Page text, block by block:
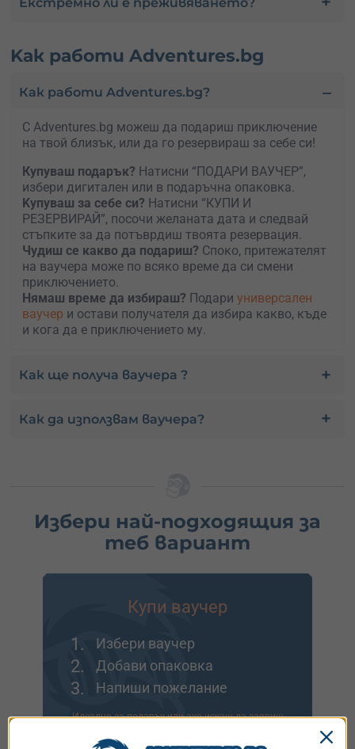
Kак работи Adventures.bg
Как работи Adventures.bg?
С Adventures.bg можеш да подариш приключение
на твой близък, или да го резервираш за себе си!
Купуваш подарък? Натисни “ПОДАРИ ВАУЧЕР”,
избери дигитален или в подаръчна опаковка.
Kупуваш за себе си? Натисни “КУПИ И
РЕЗЕРВИРАЙ”, посочи желаната дата и следвай
стъпките за да потъврдиш твоята резервация.
Чудиш се какво да подариш? Споко, притежателят
на ваучера може по всяко време да си смени
приключението.
Нямаш време да избираш? Подари универсален
ваучер и остави получателя да избира какво, къде
и кога да е приключението му.
Как ще получа ваучера ?
Как да използвам ваучера?
Избери най-подходящия за
теб вариант
Купи ваучер
1. Избери ваучер
2. Добави опаковка
3. Напиши пожелание
Идеално за подарък или ако искаш да заявиш